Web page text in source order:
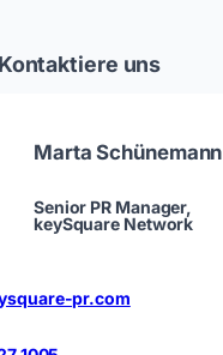
Kontaktiere uns
Marta Schünemann
Senior PR Manager,
keySquare Network
pr.com